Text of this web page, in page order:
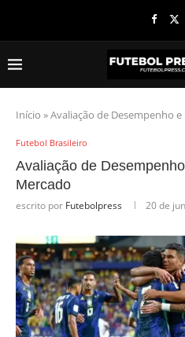
Início »Avaliação de Desempenho
Futebol Brasileiro
Avaliação de
Mercado
escrito por Futebolpress 20 de